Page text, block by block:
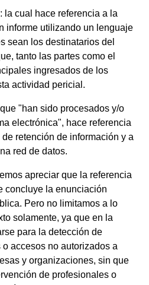
la cual hace referencia a la
informe utilizando un lenguaje
sean los destinatarios del
tanto las partes como el
ingresados de los
actividad pericial.
"han sido procesados y/o
electrónica", hace referencia
retención de información y a
red de datos.
apreciar que la referencia
concluye la enunciación
Pero no limitamos a lo
solamente, ya que en la
para la detección de
accesos no autorizados a
y organizaciones, sin que
de profesionales o